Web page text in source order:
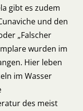
gibt es zudem
und den
„Falscher
wurden im
Hier leben
im Wasser
des meist